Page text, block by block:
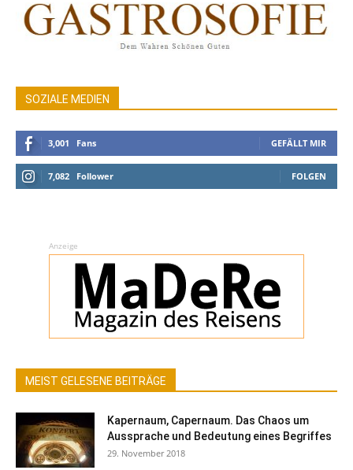
SOZIALE MEDIEN
3,001 Fans GEFÄLLT MIR
7,082 Follower FOLGEN
Anzeige
MEIST GELESENE BEITRÄGE
Kapernaum, Capernaum. Das Chaos um
Aussprache und Bedeutung eines Begriffes
29. November 2018